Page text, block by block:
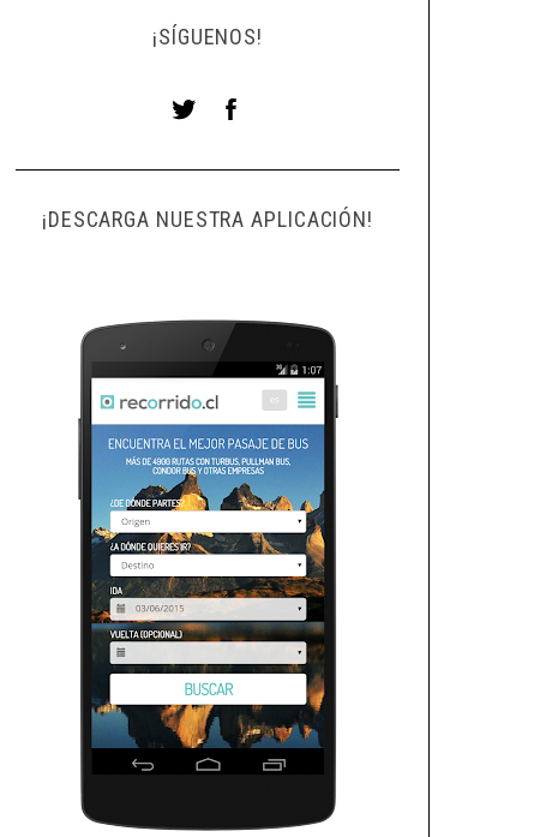
¡SÍGUENOS!
¡DESCARGA NUESTRA APLICACIÓN!